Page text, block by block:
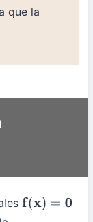
que la
f(x)= 0